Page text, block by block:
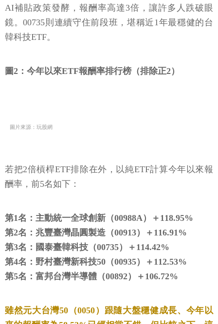
AI補貼政策發酵，報酬率高達3倍，讓許多人跌破眼
鏡。00735則連續守住前段班，堪稱近1年最穩健的台
韓科技ETF。
圖2：今年以來ETF報酬率排行榜（排除正2）
圖片來源：玩股網
若把2倍槓桿ETF排除在外，以純ETF計算今年以來報
酬率，前5名如下：
第1名：主動統一全球創新（00988A）＋118.95%
第2名：兆豐臺灣晶圓製造（00913）＋116.91%
第3名：國泰臺韓科技（00735）＋114.42%
第4名：野村臺灣新科技50（00935）＋112.53%
第5名：富邦台灣半導體（00892）＋106.72%
雖然元大台灣50（0050）跟隨大盤穩健成長、今年以